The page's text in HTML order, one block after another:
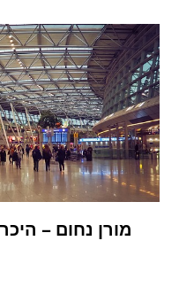
מורן נחום –